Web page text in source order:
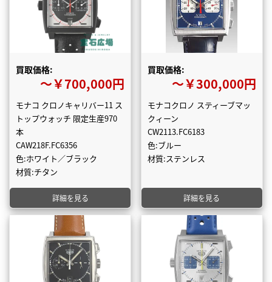
買取価格:
〜￥700,000円
モナコ クロノキャリバー11 ス
トップウォッチ 限定生産970
本
CAW218F.FC6356
色:ホワイト／ブラック
材質:チタン
詳細を見る
買取価格:
〜￥300,000円
モナコクロノ スティーブマッ
クィーン
CW2113.FC6183
色:ブルー
材質:ステンレス
詳細を見る